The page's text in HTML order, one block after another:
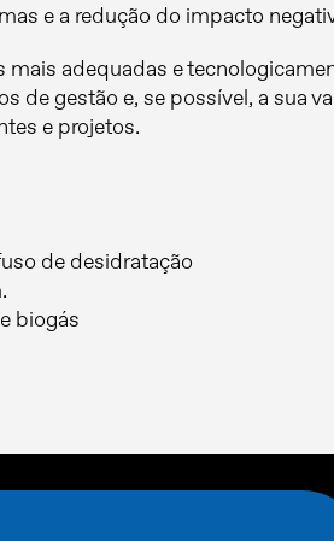
e a redução do impacto
mais adequadas e
de gestão e, se possível, a sua
e projetos.
de desidratação
biogás